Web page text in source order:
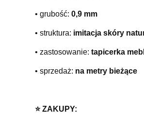
• grubość: 0,9 mm
• struktura: imitacja skóry
• zastosowanie: tapicerka
• sprzedaż: na metry bieżące
⭐️ ZAKUPY: